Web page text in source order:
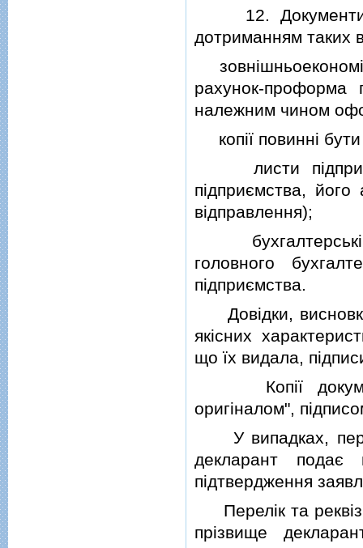
12. Документи,
дотриманням таких
рахунок-
належним чином
копiї повиннi бути
листи
пiдприємства,
вiдправлення);
бухгалтерськi
головного
пiдприємства.
Довiдки,
якiсних
що їх видала,
Копiї
оригiналом",
У випадках,
декларант
пiдтвердження
Перелiк та
прiзвище